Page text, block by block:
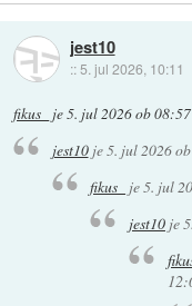
jest10
:: 5. jul 2026, 10:11
fikus_ je5. jul 2026 ob 08:57
jest10je5. jul 2026
fikus_ je5. jul
jest10je